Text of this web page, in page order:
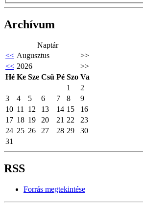
Archívum
Naptár
<< Augusztus
>>
<< 2026
>>
Hé Ke Sze Csü Pé Szo Va
1
2
3
4 5 6 7 8
9
10 11 12 13 14 15
16
17 18 19 20 21 22
23
24 25 26 27 28 29
30
31
RSS
Forrás megtekintése